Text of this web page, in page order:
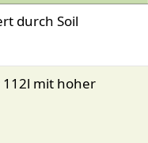
durch Soil
mit hoher